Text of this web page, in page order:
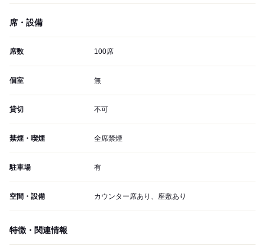
席・設備
席数 100席
個室 無
貸切 不可
禁煙・喫煙 全席禁煙
駐車場 有
空間・設備 カウンター席あり、座敷あり
特徴・関連情報